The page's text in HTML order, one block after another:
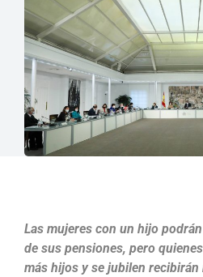
Las mujeres con un hijo
de sus pensiones, pero
más hijos y se jubilen recibirán